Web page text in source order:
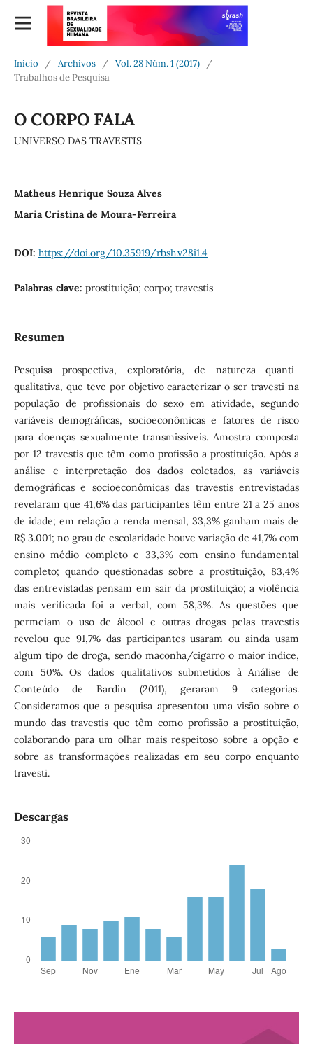
Inicio / Archivos / Vol. 28 Núm. 1 (2017)
/
Trabalhos de Pesquisa
O CORPO FALA
UNIVERSO DAS TRAVESTIS
Matheus Henrique Souza Alves
Maria Cristina de Moura-Ferreira
DOI: https://doi.org/10.35919/rbsh.v28i1.4
Palabras clave: prostituição; corpo; travestis
Resumen
Pesquisa prospectiva, exploratória, de natureza quanti-
qualitativa, que teve por objetivo caracterizar o ser travesti na
população de profissionais do sexo em atividade, segundo
variáveis demográficas, socioeconômicas e fatores de risco
para doenças sexualmente transmissíveis. Amostra composta
por 12 travestis que têm como profissão a prostituição. Após a
análise e interpretação dos dados coletados, as variáveis
demográficas e socioeconômicas das travestis entrevistadas
revelaram que 41,6% das participantes têm entre 21 a 25 anos
de idade; em relação a renda mensal, 33,3% ganham mais de
R$ 3.001; no grau de escolaridade houve variação de 41,7% com
ensino médio completo e 33,3% com ensino fundamental
completo; quando questionadas sobre a prostituição, 83,4%
das entrevistadas pensam em sair da prostituição; a violência
mais verificada foi a verbal, com 58,3%. As questões que
permeiam o uso de álcool e outras drogas pelas travestis
revelou que 91,7% das participantes usaram ou ainda usam
algum tipo de droga, sendo maconha/cigarro o maior índice,
com 50%. Os dados qualitativos submetidos à Análise de
Conteúdo de Bardin (2011), geraram 9 categorias.
Consideramos que a pesquisa apresentou uma visão sobre o
mundo das travestis que têm como profissão a prostituição,
colaborando para um olhar mais respeitoso sobre a opção e
sobre as transformações realizadas em seu corpo enquanto
travesti.
Descargas